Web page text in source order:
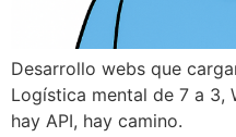
Desarrollo webs que
Logística mental de 7 a 3,
hay API, hay camino.